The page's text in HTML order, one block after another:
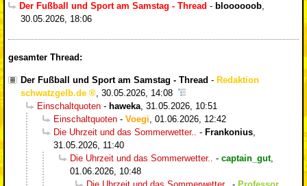
Der Fußball und Sport am Samstag - Thread - bloooooob,
30.05.2026, 18:06
gesamter Thread:
Der Fußball und Sport am Samstag - Thread - Redaktion
schwatzgelb.de
30.05.2026, 14:08
Einschaltquoten - haweka 31.05.2026, 10:51
Einschaltquoten - Voegi 01.06.2026, 12:42
Die Uhrzeit und das Sommerwetter..
- Frankonius
31.05.2026, 11:40
Die Uhrzeit und das Sommerwetter..
- captain_gut,
01.06.2026, 10:48